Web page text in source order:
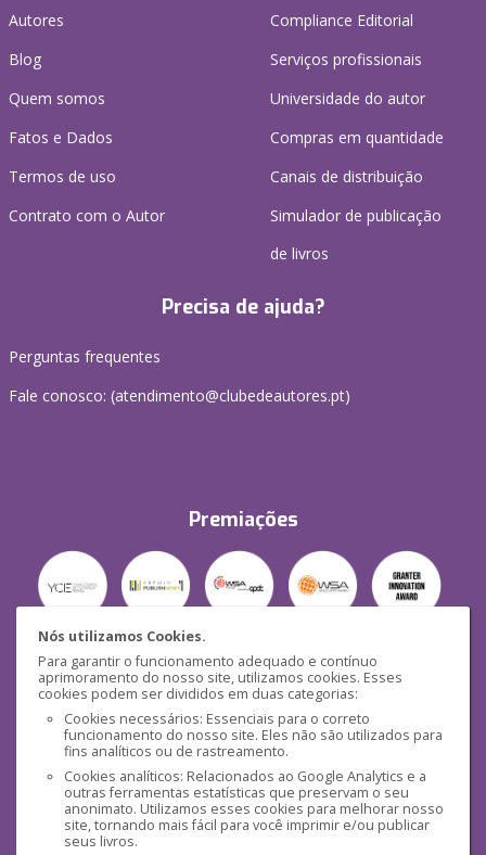
Nós utilizamos Cookies.
Para garantir o funcionamento adequado e contínuo
aprimoramento do nosso site, utilizamos cookies. Esses
cookies podem ser divididos em duas categorias:
Cookies necessários: Essenciais para o correto
funcionamento do nosso site. Eles não são utilizados para
fins analíticos ou de rastreamento.
Cookies analíticos: Relacionados ao Google Analytics e a
outras ferramentas estatísticas que preservam o seu
anonimato. Utilizamos esses cookies para melhorar nosso
site, tornando mais fácil para você imprimir e/ou publicar
seus livros.
Autores
Blog
Quem somos
Fatos e Dados
Termos de uso
Contrato com o Autor
Compliance Editorial
Serviços profissionais
Universidade do autor
Compras em quantidade
Canais de distribuição
Simulador de publicação
de livros
Precisa de ajuda?
Perguntas frequentes
Fale conosco: (atendimento@clubedeautores.pt)
Premiações
Segurança
Mídias Sociais